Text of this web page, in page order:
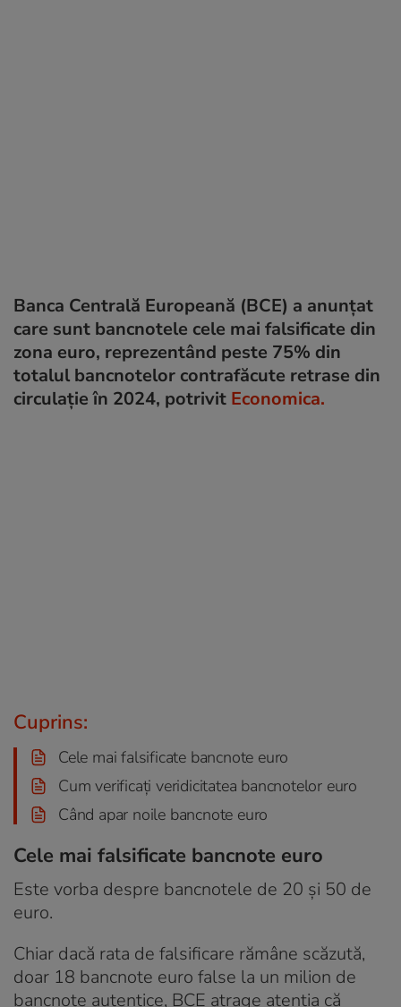
Banca Centrală Europeană (BCE) a anunțat
care sunt bancnotele cele mai falsificate din
zona euro, reprezentând peste 75% din
totalul bancnotelor contrafăcute retrase din
circulație în 2024, potrivit Economica.
Cuprins:
Cele mai falsificate bancnote euro
Cum verificați veridicitatea bancnotelor euro
Când apar noile bancnote euro
Cele mai falsificate bancnote euro
Este vorba despre bancnotele de 20 și 50 de
euro.
Chiar dacă rata de falsificare rămâne scăzută,
doar 18 bancnote euro false la un milion de
bancnote autentice, BCE atrage atenția că